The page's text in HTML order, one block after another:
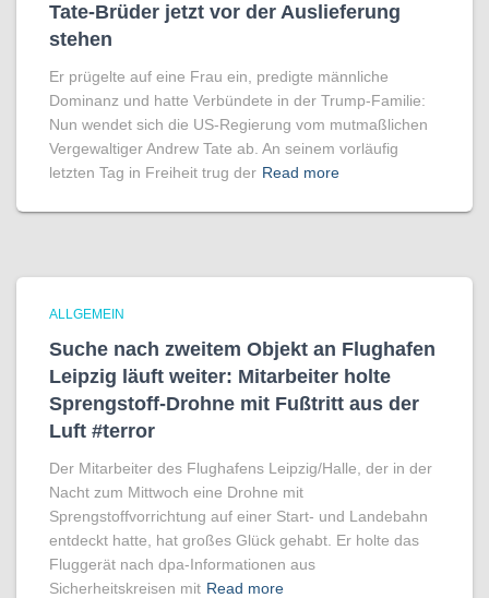
Tate-Brüder jetzt vor der Auslieferung
stehen
Er prügelte auf eine Frau ein, predigte männliche
Dominanz und hatte Verbündete in der Trump-Familie:
Nun wendet sich die US-Regierung vom mutmaßlichen
Vergewaltiger Andrew Tate ab. An seinem vorläufig
letzten Tag in Freiheit trug der Read more
ALLGEMEIN
Suche nach zweitem Objekt an Flughafen
Leipzig läuft weiter: Mitarbeiter holte
Sprengstoff-Drohne mit Fußtritt aus der
Luft #terror
Der Mitarbeiter des Flughafens Leipzig/Halle, der in der
Nacht zum Mittwoch eine Drohne mit
Sprengstoffvorrichtung auf einer Start- und Landebahn
entdeckt hatte, hat großes Glück gehabt. Er holte das
Fluggerät nach dpa-Informationen aus
Sicherheitskreisen mit Read more